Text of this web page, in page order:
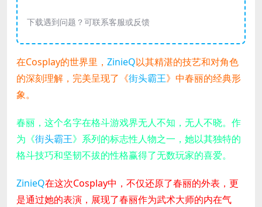
下载遇到问题？可联系客服或反馈
在Cosplay的世界里， ZinieQ以其精湛的技艺和对角色
的深刻理解，完美呈现了《街头霸王》中春丽的经典形
象。
春丽，这个名字在格斗游戏界无人不知，无人不晓。作
为《街头霸王》系列的标志性人物之一，她以其独特的
格斗技巧和坚韧不拔的性格赢得了无数玩家的喜爱。
ZinieQ在这次Cosplay中，不仅还原了春丽的外表，更
是通过她的表演，展现了春丽作为武术大师的内在气